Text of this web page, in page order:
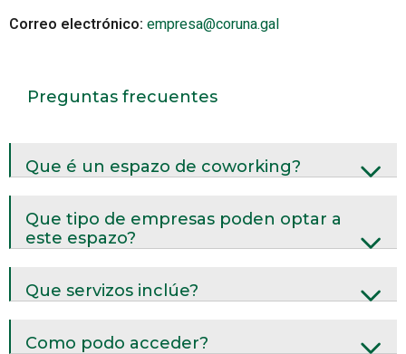
Correo electrónico: empresa@coruna.gal
Preguntas frecuentes
Que é un espazo de coworking?
Que tipo de empresas poden optar a
este espazo?
Que servizos inclúe?
Como podo acceder?